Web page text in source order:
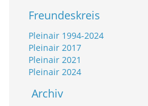
Freundeskreis
Pleinair 1994-2024
Pleinair 2017
Pleinair 2021
Pleinair 2024
Archiv